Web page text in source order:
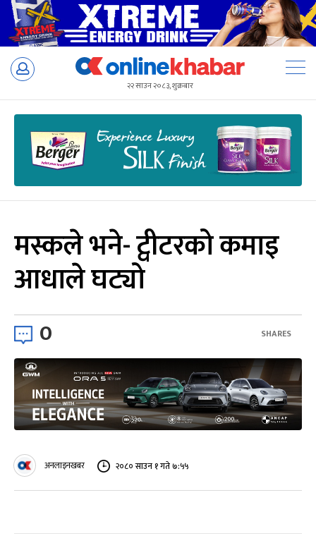
Skip
२२ साउन २०८३, शुक्रबार
मस्कले भने- ट्वीटरको कमाइ
आधाले घट्यो
0 SHARES
अनलाइनखबर २०८० साउन १ गते ७:५५